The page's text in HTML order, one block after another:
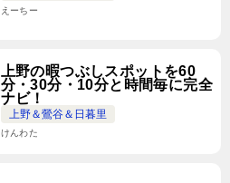
えーちー
上野の暇つぶしスポットを60
分・30分・10分と時間毎に完全
ナビ！
上野＆鶯谷＆日暮里
けんわた